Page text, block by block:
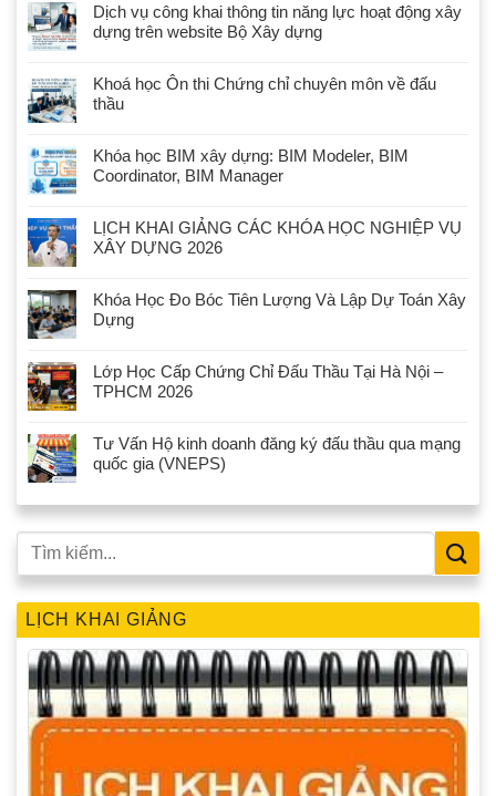
Dịch vụ công khai thông tin năng lực hoạt động xây
dựng trên website Bộ Xây dựng
Khoá học Ôn thi Chứng chỉ chuyên môn về đấu
thầu
Khóa học BIM xây dựng: BIM Modeler, BIM
Coordinator, BIM Manager
LỊCH KHAI GIẢNG CÁC KHÓA HỌC NGHIỆP VỤ
XÂY DỰNG 2026
Khóa Học Đo Bóc Tiên Lượng Và Lập Dự Toán Xây
Dựng
Lớp Học Cấp Chứng Chỉ Đấu Thầu Tại Hà Nội –
TPHCM 2026
Tư Vấn Hộ kinh doanh đăng ký đấu thầu qua mạng
quốc gia (VNEPS)
LỊCH KHAI GIẢNG